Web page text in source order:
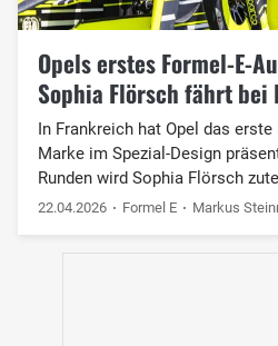
Opels erstes Formel-E-
Sophia Flörsch fährt bei
In Frankreich hat Opel das
Marke im Spezial-Design
Runden wird Sophia Flörsch
22.04.2026 Formel E Markus